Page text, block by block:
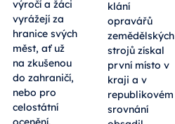
výročí a žáci
vyrážejí za
hranice svých
měst, ať už
na zkušenou
do zahraničí,
nebo pro
celostátní
klání
opravářů
zemědělských
strojů získal
první místo v
kraji a v
republikovém
srovnání